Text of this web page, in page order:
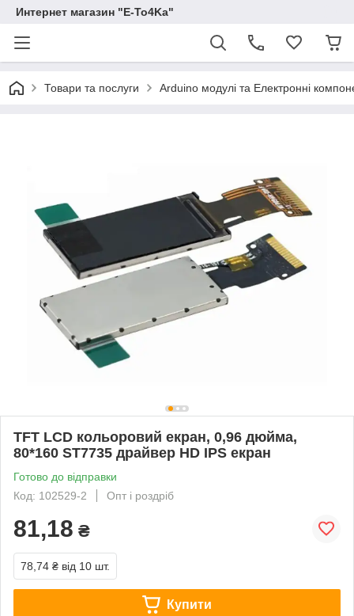
Интернет магазин "E-To4Ka"
Товари та послуги Arduino модулі та Електронні
TFT LCD кольоровий екран, 0,96 дюйма,
80*160 ST7735 драйвер HD IPS екран
Готово до відправки
Код: 102529-2
Опт і роздріб
81,18 ₴
78,74 ₴ від 10 шт.
Купити